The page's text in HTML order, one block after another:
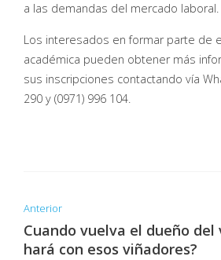
a las demandas del mercado laboral.
Los interesados en formar parte de
académica pueden obtener más
sus inscripciones contactando vía
290 y (0971) 996 104.
Anterior
Cuando vuelva el dueño del
hará con esos viñadores?